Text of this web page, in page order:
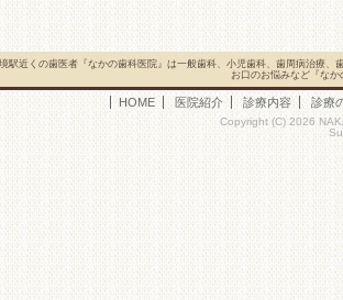
駅近くの歯医者『なかの歯科医院』は一般歯科、小児歯科、歯周病治療
お口のお悩みなど『な
HOME 医院紹介 診療内容 診療
Copyright (C) 2026